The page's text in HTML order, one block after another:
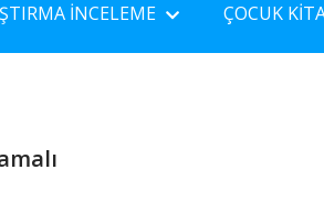
İNCELEME ÇOCUK